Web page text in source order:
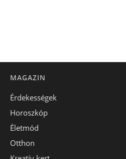
MAGAZIN
Érdekességek
Horoszkóp
Életmód
Otthon